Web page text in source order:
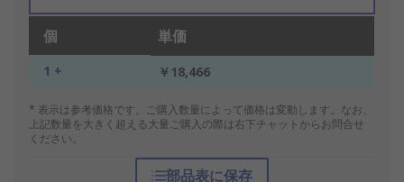
個 単価
1 + ￥18,466
* 表示は参考価格です。ご購入数量によって価格は変動します。なお、
上記数量を大きく超える大量ご購入の際は右下チャットからお問合せ
ください。
部品表に保存